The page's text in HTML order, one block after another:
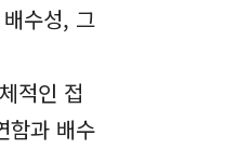
수성, 그
적인 접
함과 배수